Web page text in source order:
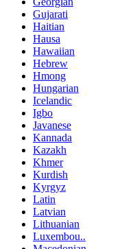
Gujarati
Haitian
Hausa
Hawaiian
Hebrew
Hmong
Hungarian
Icelandic
Igbo
Javanese
Kannada
Kazakh
Khmer
Kurdish
Kyrgyz
Latin
Latvian
Lithuanian
Luxembou..